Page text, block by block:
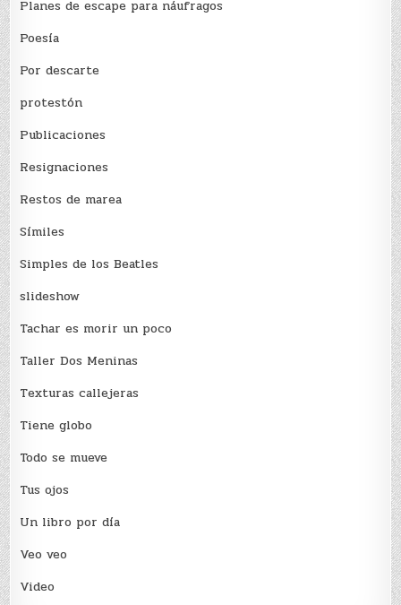
Planes de escape para náufragos
Poesía
Por descarte
protestón
Publicaciones
Resignaciones
Restos de marea
Sí­miles
Simples de los Beatles
slideshow
Tachar es morir un poco
Taller Dos Meninas
Texturas callejeras
Tiene globo
Todo se mueve
Tus ojos
Un libro por día
Veo veo
Video